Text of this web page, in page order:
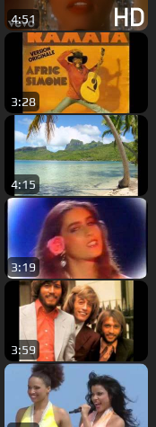
4:51
3:28
4:15
3:19
3:59